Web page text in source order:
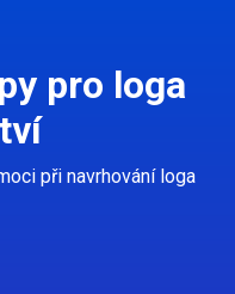
pro loga
při navrhování loga